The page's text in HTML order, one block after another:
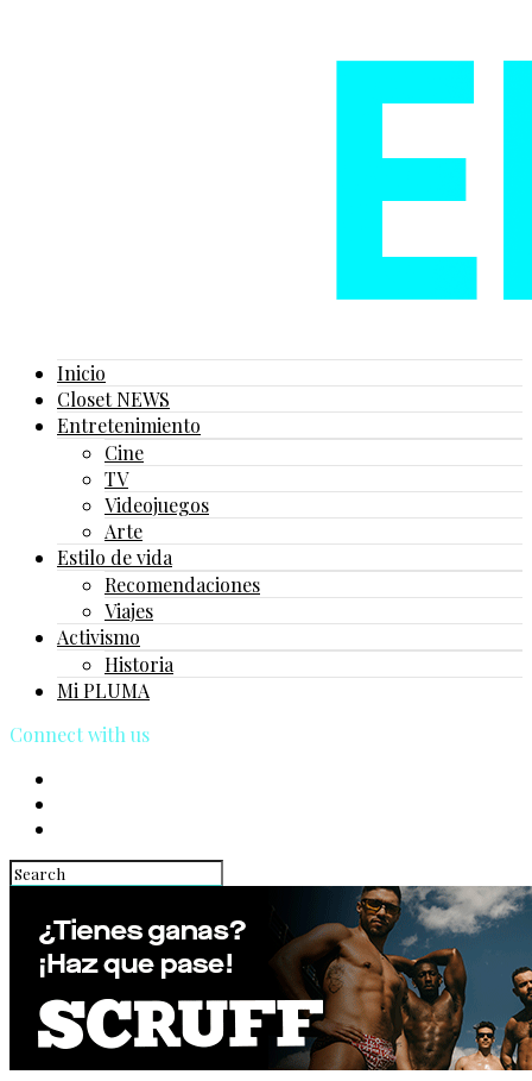
Inicio
Closet NEWS
Entretenimiento
Cine
TV
Videojuegos
Arte
Estilo de vida
Recomendaciones
Viajes
Activismo
Historia
Mi PLUMA
Connect with us